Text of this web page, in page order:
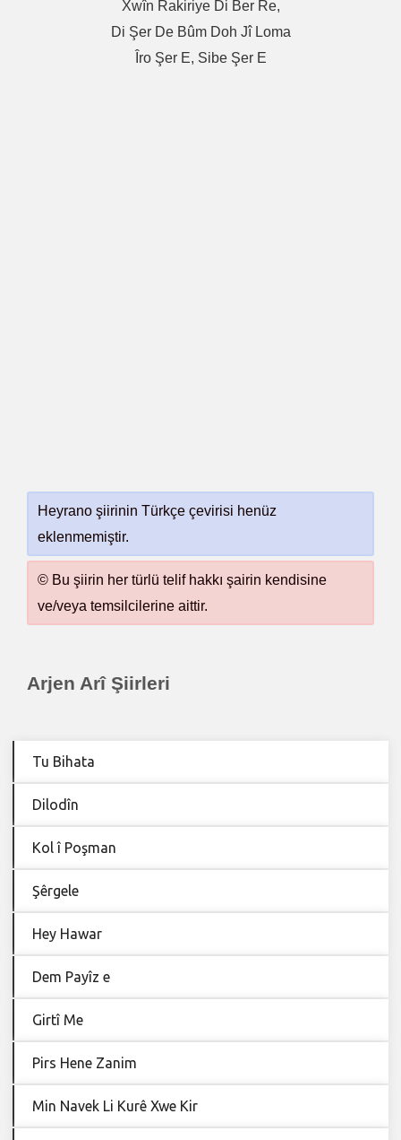
Xwîn Rakiriye Di Ber Re,
Di Şer De Bûm Doh Jî Loma
Îro Şer E, Sibe Şer E
Heyrano şiirinin Türkçe çevirisi henüz
eklenmemiştir.
© Bu şiirin her türlü telif hakkı şairin kendisine
ve/veya temsilcilerine aittir.
Arjen Arî Şiirleri
Tu Bihata
Dilodîn
Kol î Poşman
Şêrgele
Hey Hawar
Dem Payîz e
Girtî Me
Pirs Hene Zanim
Min Navek Li Kurê Xwe Kir